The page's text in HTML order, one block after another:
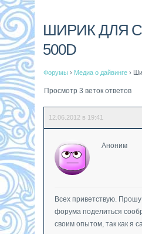
ШИРИК ДЛЯ
500D
Форумы › Медиа о дайвинге ›
Просмотр 3 веток ответов
12.06.2012 в 19:41
Аноним
Всех приветствую. Прошу
форума поделиться
своим опытом, так как я